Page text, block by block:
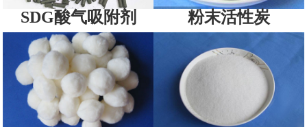
SDG酸气吸附剂 粉末活性炭